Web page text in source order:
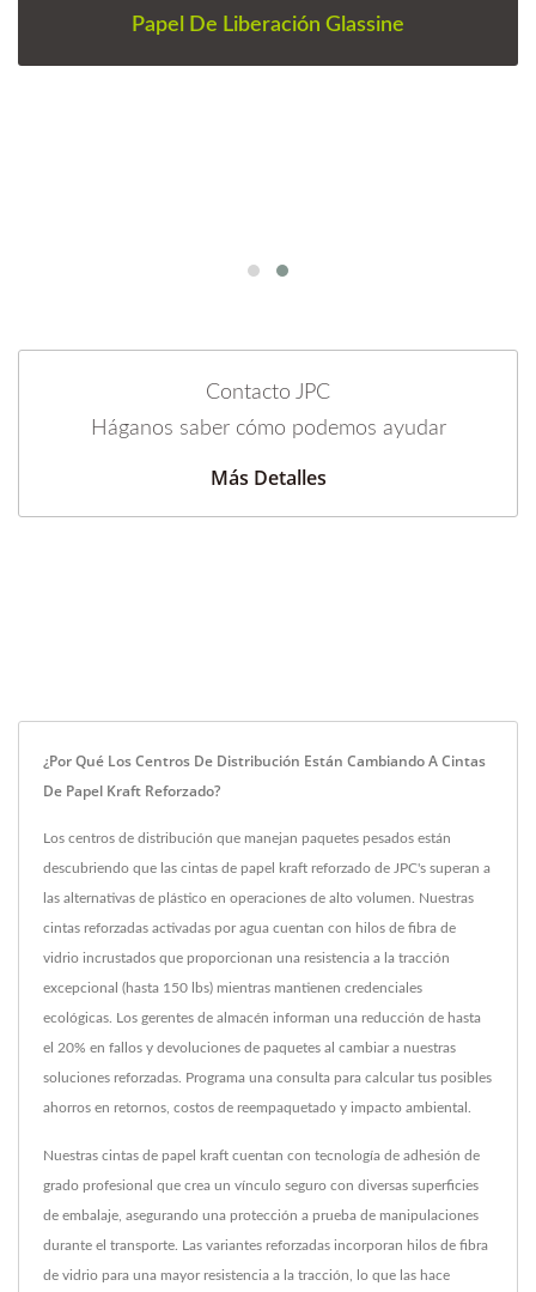
Papel De Liberación Glassine
Contacto JPC
Háganos saber cómo podemos ayudar
Más Detalles
¿Por Qué Los Centros De Distribución Están Cambiando A Cintas
De Papel Kraft Reforzado?
Los centros de distribución que manejan paquetes pesados están
descubriendo que las cintas de papel kraft reforzado de JPC's superan a
las alternativas de plástico en operaciones de alto volumen. Nuestras
cintas reforzadas activadas por agua cuentan con hilos de fibra de
vidrio incrustados que proporcionan una resistencia a la tracción
excepcional (hasta 150 lbs) mientras mantienen credenciales
ecológicas. Los gerentes de almacén informan una reducción de hasta
el 20% en fallos y devoluciones de paquetes al cambiar a nuestras
soluciones reforzadas. Programa una consulta para calcular tus posibles
ahorros en retornos, costos de reempaquetado y impacto ambiental.
Nuestras cintas de papel kraft cuentan con tecnología de adhesión de
grado profesional que crea un vínculo seguro con diversas superficies
de embalaje, asegurando una protección a prueba de manipulaciones
durante el transporte. Las variantes reforzadas incorporan hilos de fibra
de vidrio para una mayor resistencia a la tracción, lo que las hace